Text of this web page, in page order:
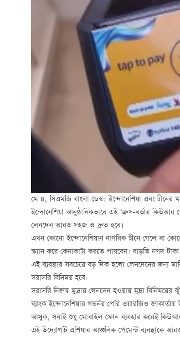
মে ৪, সিএমজি বাংলা ডেস্ক: ইন্দোনেশিয়া এবং চীনের
ইন্দোনেশিয়া আনুষ্ঠানিকভাবে এই ‘ক্রস-বর্ডার কিউআর
লেনদেন আরও সহজ ও দ্রুত হবে।
এখন কোনো ইন্দোনেশিয়ান নাগরিক চীনে গেলে বা
স্ক্যান করে কেনাকাটা করতে পারবেন। বাড়তি নগদ
এই ব্যবস্থার সবচেয়ে বড় দিক হলো লেনদেনের জন্য
সরাসরি বিনিময় হবে।
সরাসরি নিজস্ব মুদ্রায় লেনদেন হওয়ায় মুদ্রা
ব্যাংক ইন্দোনেশিয়ার গভর্নর পেরি ওয়ারজিও
আসুক, সবাই শুধু মোবাইল ফোন ব্যবহার করেই
এই উদ্যোগটি এশিয়ার আঞ্চলিক পেমেন্ট ব্যবস্থাকে